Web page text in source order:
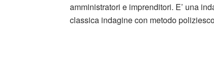
amministratori e imprenditori. E’ una
classica indagine con metodo